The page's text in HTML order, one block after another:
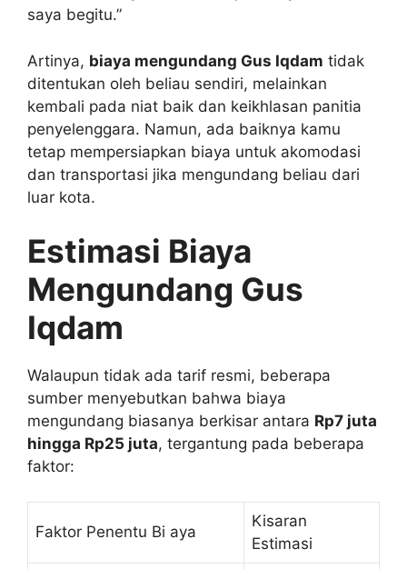
saya begitu.”
Artinya, biaya mengundang Gus Iqdam tidak
ditentukan oleh beliau sendiri, melainkan
kembali pada niat baik dan keikhlasan panitia
penyelenggara. Namun, ada baiknya kamu
tetap mempersiapkan biaya untuk akomodasi
dan transportasi jika mengundang beliau dari
luar kota.
Estimasi Biaya
Mengundang Gus
Iqdam
Walaupun tidak ada tarif resmi, beberapa
sumber menyebutkan bahwa biaya
mengundang biasanya berkisar antara Rp7 juta
hingga Rp25 juta, tergantung pada beberapa
faktor:
Faktor Penentu Bi aya
Kisaran
Estimasi